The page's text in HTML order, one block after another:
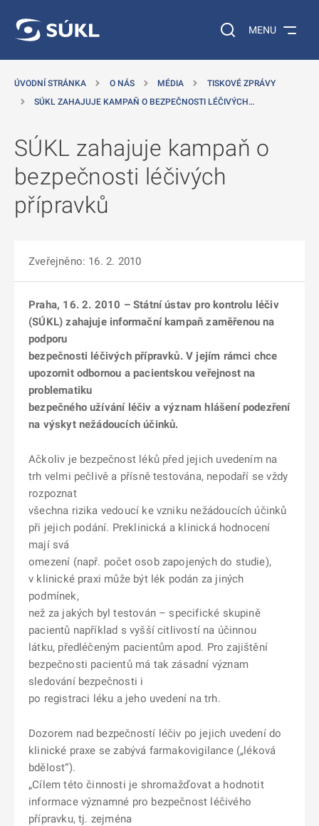
Vyhledávání na
MENU
ÚVODNÍ STRÁNKA O NÁS MÉDIA
TISKOVÉ ZPRÁVY
SÚKL ZAHAJUJE KAMPAŇ O BEZPEČNOSTI LÉČIVÝCH…
SÚKL zahajuje kampaň o
bezpečnosti léčivých
přípravků
Zveřejněno: 16. 2. 2010
Praha, 16. 2. 2010 – Státní ústav pro kontrolu léčiv
(SÚKL) zahajuje informační kampaň zaměřenou na
podporu
bezpečnosti léčivých přípravků. V jejím rámci chce
upozornit odbornou a pacientskou veřejnost na
problematiku
bezpečného užívání léčiv a význam hlášení podezření
na výskyt nežádoucích účinků.
Ačkoliv je bezpečnost léků před jejich uvedením na
trh velmi pečlivě a přísně testována, nepodaří se vždy
rozpoznat
všechna rizika vedoucí ke vzniku nežádoucích účinků
při jejich podání. Preklinická a klinická hodnocení
mají svá
omezení (např. počet osob zapojených do studie),
v klinické praxi může být lék podán za jiných
podmínek,
než za jakých byl testován – specifické skupině
pacientů například s vyšší citlivostí na účinnou
látku, předléčeným pacientům apod. Pro zajištění
bezpečnosti pacientů má tak zásadní význam
sledování bezpečnosti i
po registraci léku a jeho uvedení na trh.
Dozorem nad bezpečností léčiv po jejich uvedení do
klinické praxe se zabývá farmakovigilance („léková
bdělost“).
„Cílem této činnosti je shromažďovat a hodnotit
informace významné pro bezpečnost léčivého
přípravku, tj. zejména